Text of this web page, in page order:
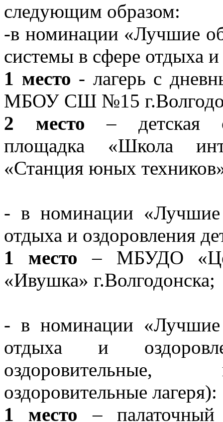
следующим образом:
-в номинации «Лучшие
системы в сфере отдыха
1 место - лагерь с
МБОУ СШ №15
2 место – детская
площадка «Школа
«Станция юных
- в номинации «Лучшие
отдыха и оздоровления
1 место – МБУДО
«Ивушка» г.Волгодонска;
- в номинации «Лучшие
отдыха и
оздоровительные,
оздоровительные лагеря):
1 место – палаточный